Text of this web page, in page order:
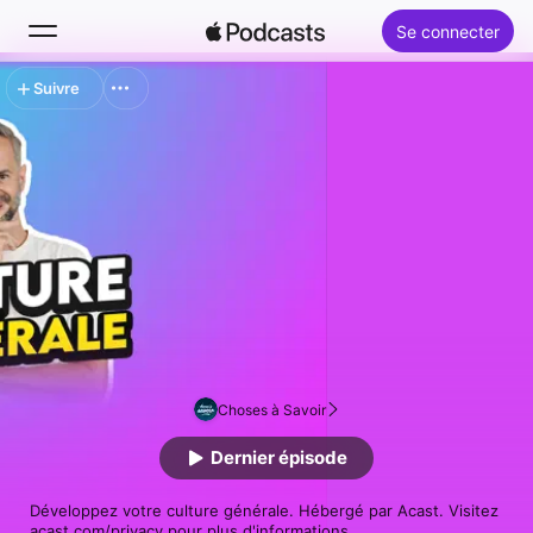
Se connecter
Rechercher
Classements
Choses à Savoir
Développez votre culture générale. Hébergé par Acast. Visitez
Dernier épisode
Suivre